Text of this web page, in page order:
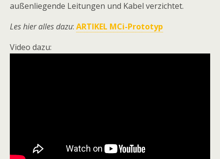
außenliegende Leitungen und Kabel verzichtet.
Les hier alles dazu: ARTIKEL MCi-Prototyp
Video dazu: